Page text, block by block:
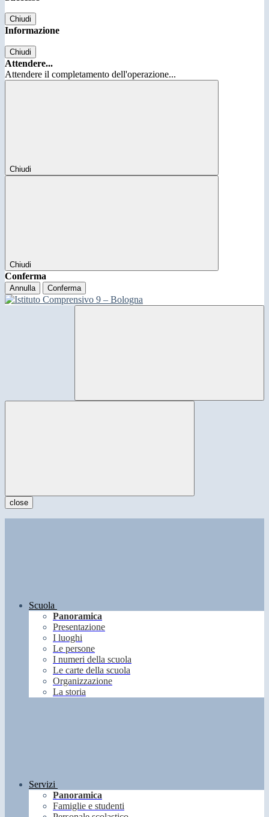
Chiudi
Informazione
Chiudi
Attendere...
Attendere il completamento dell'operazione...
Chiudi
Chiudi
Conferma
Annulla Conferma
close
Scuola
Panoramica
Presentazione
I luoghi
Le persone
I numeri della scuola
Le carte della scuola
Organizzazione
La storia
Servizi
Panoramica
Famiglie e studenti